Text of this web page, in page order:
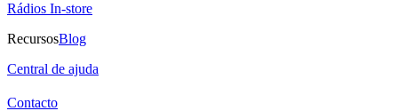
Rádios In-store
RecursosBlog
Central de ajuda
Contacto